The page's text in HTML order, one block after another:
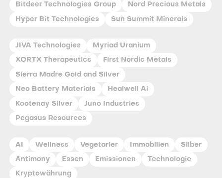
Bitdeer Technologies Group Nord Precious Metals
Hyper Bit Technologies Sun Summit Minerals
JIVA Technologies Myriad Uranium
XORTX Therapeutics First Nordic Metals
Sierra Madre Gold and Silver
Neo Battery Materials Healwell Ai
Kootenay Silver Juno Industries
Pegasus Resources
AI Wellness Vegetarier Immobilien Silber
Antimony Essen Emissionen Technologie
Kryptowährung